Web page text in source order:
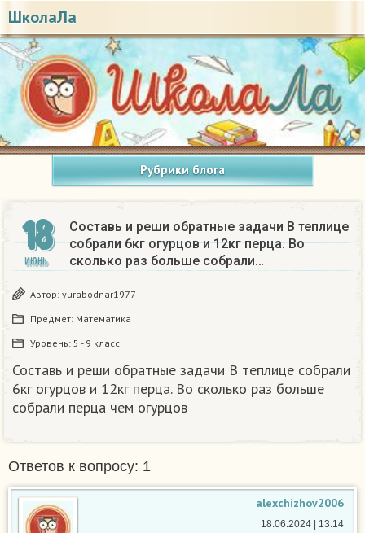
ШколаЛа
Рубрики блога
18
ИЮНЬ
Составь и реши обратные задачи В теплице
собрали 6кг огурцов и 12кг перца. Во
сколько раз больше собрали…
Автор: yurabodnar1977
Предмет: Математика
Уровень: 5 - 9 класс
Составь и реши обратные задачи В теплице собрали
6кг огурцов и 12кг перца. Во сколько раз больше
собрали перца чем огурцов
Ответов к вопросу: 1
alexchizhov2006
18.06.2024 | 13:14